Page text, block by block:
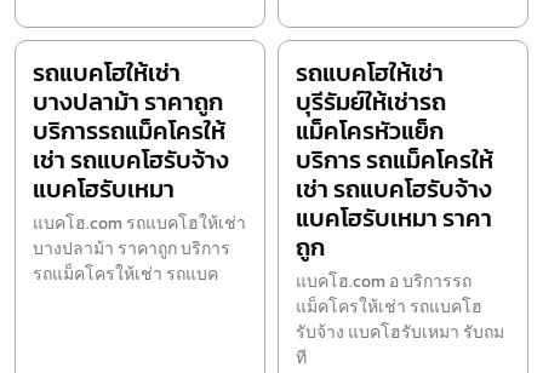
รถแบคโฮให้เช่า
บางปลาม้า ราคาถูก
บริการรถแม็คโครให้
เช่า รถแบคโฮรับจ้าง
แบคโฮรับเหมา
แบคโฮ.com รถแบคโฮให้เช่า
บางปลาม้า ราคาถูก บริการ
รถแม็คโครให้เช่า รถแบค
รถแบคโฮให้เช่า
บุรีรัมย์ให้เช่ารถ
แม็คโครหัวแย็ก
บริการ รถแม็คโครให้
เช่า รถแบคโฮรับจ้าง
แบคโฮรับเหมา ราคา
ถูก
แบคโฮ.com อ บริการรถ
แม็คโครให้เช่า รถแบคโฮ
รับจ้าง แบคโฮรับเหมา รับถม
ที